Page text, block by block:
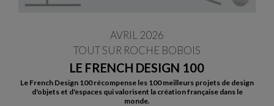
LE FRENCH DESIGN 100
AVRIL 2026
TOUT SUR ROCHE BOBOIS
Le French Design 100 récompense les 100 meilleurs projets de design
d'objets et d'espaces qui valorisent la création française dans le
monde.